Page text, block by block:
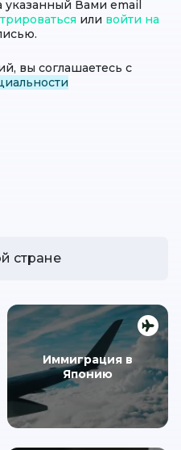
Вами email
или войти на
вы соглашаетесь с
стране
Иммиграция в
Японию